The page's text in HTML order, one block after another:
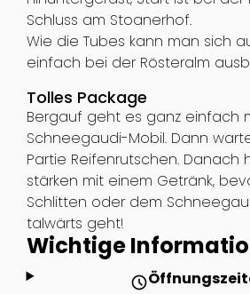
Schluss am Stoanerhof.
Wie die Tubes kann man sich
einfach bei der Rösteralm
Tolles Package
Bergauf geht es ganz einfach
Schneegaudi-Mobil. Dann
Partie Reifenrutschen. Danach
stärken mit einem Getränk,
Schlitten oder dem
talwärts geht!
Wichtige
schedule